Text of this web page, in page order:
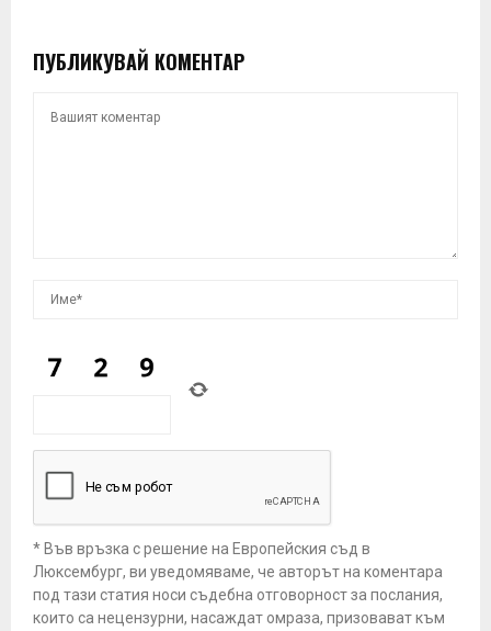
ПУБЛИКУВАЙ КОМЕНТАР
* Във връзка с решение на Европейския съд в
Люксембург, ви уведомяваме, че авторът на коментара
под тази статия носи съдебна отговорност за послания,
които са нецензурни, насаждат омраза, призовават към